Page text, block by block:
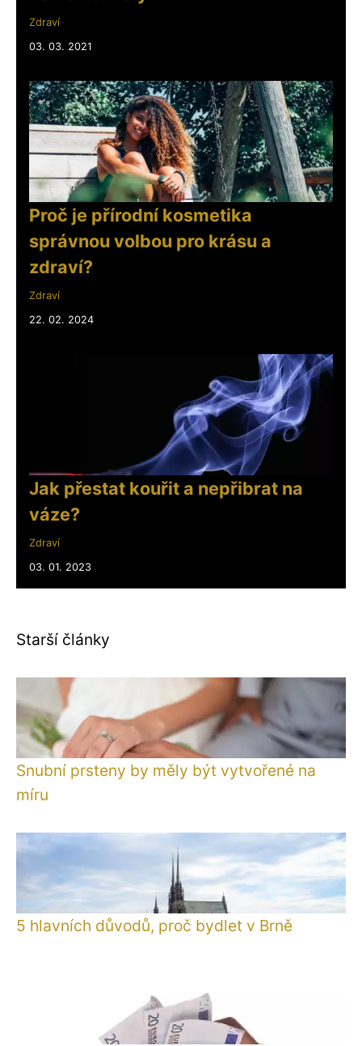
Zdraví
03. 03. 2021
Proč je přírodní kosmetika
správnou volbou pro krásu a
zdraví?
Zdraví
22. 02. 2024
Jak přestat kouřit a nepřibrat na
váze?
Zdraví
03. 01. 2023
Starší články
Snubní prsteny by měly být vytvořené na
míru
5 hlavních důvodů, proč bydlet v Brně